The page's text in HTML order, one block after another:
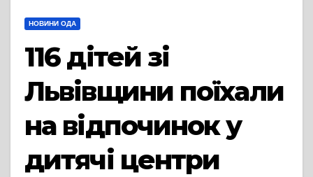
НОВИНИ ОДА
116 дітей зі
Львівщини поїхали
на відпочинок у
дитячі центри